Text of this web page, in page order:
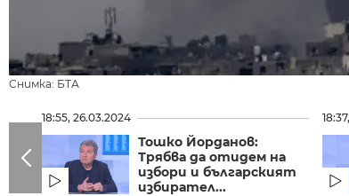
Снимка: БТА
18:55, 26.03.2024
Тошко Йорданов:
Трябва да отидем на
избори и българският
избирател...